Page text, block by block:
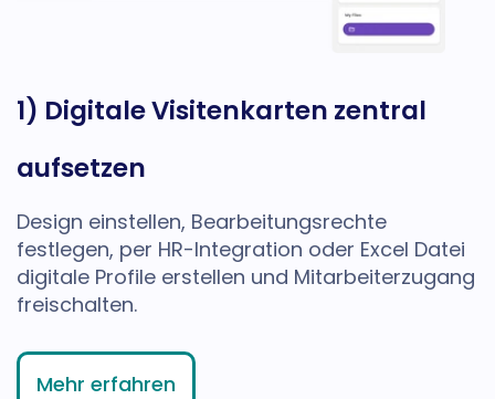
1) Digitale Visitenkarten zentral
aufsetzen
Design einstellen, Bearbeitungsrechte
festlegen, per HR-Integration oder Excel Datei
digitale Profile erstellen und Mitarbeiterzugang
freischalten.
Mehr erfahren